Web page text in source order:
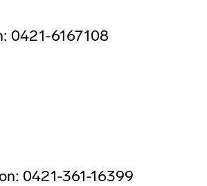
0421-6167108
0421-361-16399